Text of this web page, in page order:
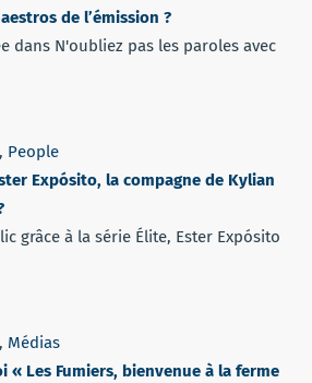
de l’émission ?
dans N'oubliez pas les paroles avec
, People
Expósito, la compagne de Kylian
grâce à la série Élite, Ester Expósito
, Médias
« Les Fumiers, bienvenue à la ferme